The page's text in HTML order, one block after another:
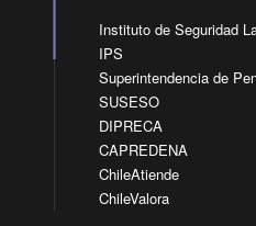
Instituto de Seguridad
IPS
Superintendencia de
SUSESO
DIPRECA
CAPREDENA
ChileAtiende
ChileValora